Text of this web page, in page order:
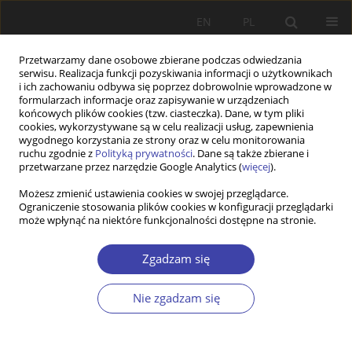
Przetwarzamy dane osobowe zbierane podczas odwiedzania
serwisu. Realizacja funkcji pozyskiwania informacji o użytkownikach
i ich zachowaniu odbywa się poprzez dobrowolnie wprowadzone w
formularzach informacje oraz zapisywanie w urządzeniach
końcowych plików cookies (tzw. ciasteczka). Dane, w tym pliki
cookies, wykorzystywane są w celu realizacji usług, zapewnienia
wygodnego korzystania ze strony oraz w celu monitorowania
ruchu zgodnie z Polityką prywatności. Dane są także zbierane i
przetwarzane przez narzędzie Google Analytics (więcej).
Możesz zmienić ustawienia cookies w swojej przeglądarce.
Ograniczenie stosowania plików cookies w konfiguracji przeglądarki
może wpłynąć na niektóre funkcjonalności dostępne na stronie.
Zgadzam się
Nie zgadzam się
PL
EN
AutorElżbieta Trafiałek
FORUM
Problemy demograficzne Polski: Elżbieta
Trafiałek, Przestrzeń życiowa i socjalna ludzi
starych - wybrane źródła marginalizacji
Problemy Polityki Społecznej 2003;5:124-127